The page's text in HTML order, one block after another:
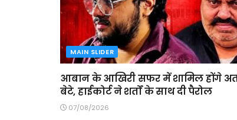
MAIN SLIDER
आबान के आखिरी सफर में शामिल होंगे
बेटे, हाईकोर्ट ने शर्तों के साथ दी पैरोल
07/08/2026